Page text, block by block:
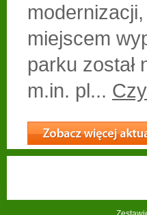
miejscem
parku został
m.in. pl...